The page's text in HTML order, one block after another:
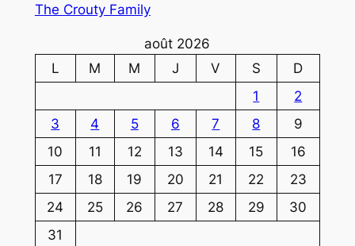
The Crouty Family
août 2026
L
M M J V S
D
1
2
3
4 5 6 7 8
9
10
11 12 13 14 15
16
17
18 19 20 21 22
23
24
25 26 27 28 29
30
31